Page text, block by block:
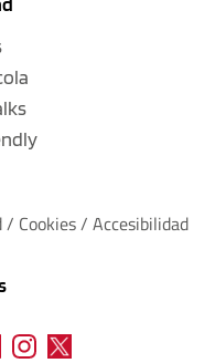
/ Cookies / Accesibilidad